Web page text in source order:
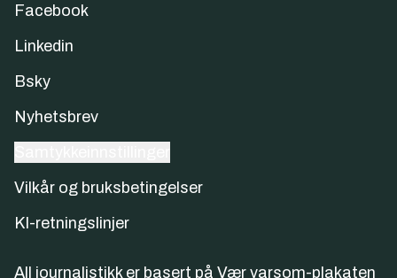
Facebook
Linkedin
Bsky
Nyhetsbrev
Vilkår og bruksbetingelser
KI-retningslinjer
All journalistikk er basert på Vær varsom-plakaten